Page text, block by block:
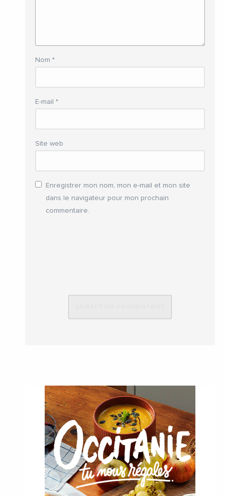
Nom *
E-mail *
Site web
Enregistrer mon nom, mon e-mail et mon site
dans le navigateur pour mon prochain
commentaire.